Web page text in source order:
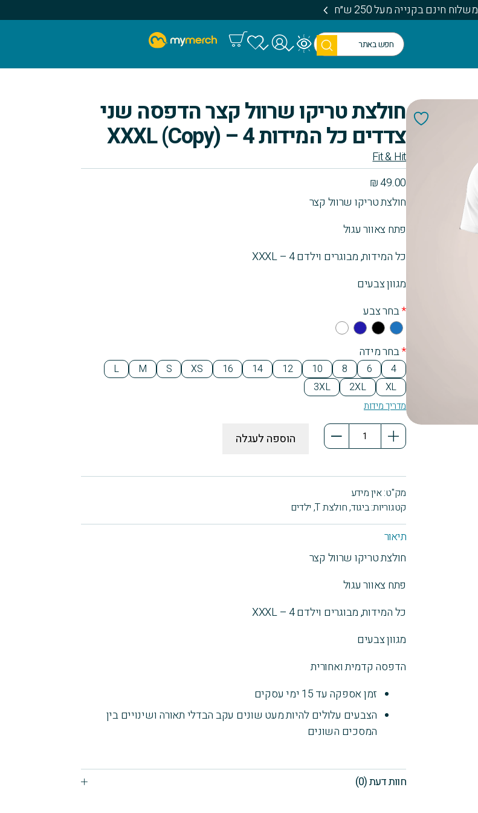
משלוח חינם בקנייה מעל 250 ש״ח
חיפו
ש
חולצת טריקו שרוול קצר הדפסה שני
צדדים כל המידות 4 – XXXL (Copy)
Fit & Hit
₪49.00
חולצת טריקו שרוול קצר
פתח צאוור עגול
כל המידות, מבוגרים וילדם 4 – XXXL
מגוון צבעים
*בחר צבע
Blu
e
Bla
Na
Blu
e
Whi
*בחר מידה
4
6
8
10
12
14
16
XS
S
M
L
XL
2XL
3XL
מדריך מידות
כמות
של
טריקו
שרוול
קצר
הדפסה
צדדים
4
XXXL
הוספה לעגלה
תיאור
חולצת טריקו שרוול קצר
פתח צאוור עגול
כל המידות, מבוגרים וילדם 4 – XXXL
מגוון צבעים
הדפסה קדמית ואחורית
זמן אספקה עד 15 ימי עסקים
הצבעים עלולים להיות מעט שונים עקב הבדלי תאורה ושינויים בין
המסכים השונים
חוות דעת (0)
מק"ט:אין מידע
קטגוריות:ביגוד,חולצת T , ילדים